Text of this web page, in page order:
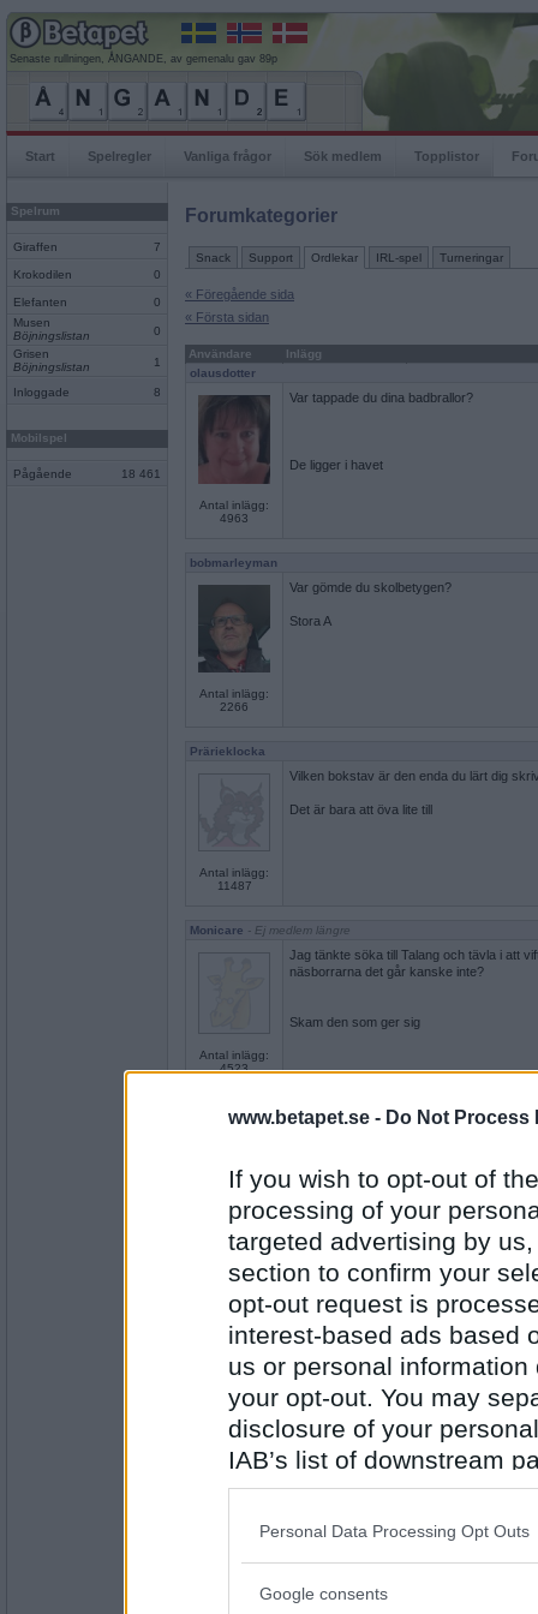
www.betapet.se - Do Not Process
If you wish to opt-out of
processing of your
targeted advertising by
section to confirm your
opt-out request is
interest-based ads based
us or personal
your opt-out. You may
disclosure of your
IAB’s list of downstream
also be disclosed by us
Downstream Participants
Please note that this
Personal Data Processing Opt Outs
Google consents
Senaste rullningen, ÅNGANDE, av gemenalu gav 89p
Start Spelregler Vanliga frågor Sök medlem Topplistor
Spelrum
Giraffen 7
Krokodilen 0
Elefanten
0
Musen
Böjningslistan
0
Grisen
Böjningslistan
1
Inloggade 8
Mobilspel
Pågående 18 461
Forumkategorier
Snack Support Ordlekar IRL-spel Turneringar
« Föregående sida
« Första sidan
Användare
Inlägg
olausdotter
Antal inlägg:
4963
Var tappade du dina badbrallor?
De ligger i havet
bobmarleyman
Antal inlägg:
2266
Var gömde du skolbetygen?
Stora A
Prärieklocka
Antal inlägg:
11487
Vilken bokstav är den enda du lärt dig
Det är bara att öva lite till
Monicare - Ej medlem längre
Antal inlägg:
4523
Jag tänkte söka till Talang och tävla i att
näsborrarna det går kanske inte?
Skam den som ger sig
olausdotter
Antal inlägg:
Träna,träna
Monicare- Ej medlem längre
Antal inlägg:
4523
Hur många gånger måste vi göra
Ligger hellre på latsidan
det gör inte Dolly Parton åtminstone